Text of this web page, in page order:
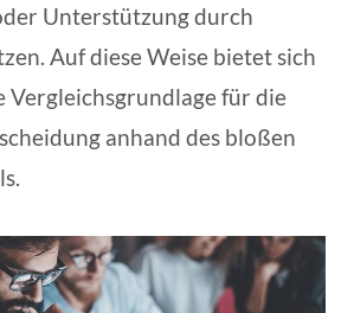
Unterstützung durch
Auf diese Weise bietet sich
Vergleichsgrundlage für die
anhand des bloßen